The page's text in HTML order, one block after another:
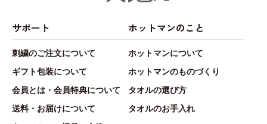
サポート
刺繍のご注文について
ギフト包装について
会員とは・会員特典について
送料・お届けについて
ホットマンのこと
ホットマンについて
ホットマンのものづくり
タオルの選び方
タオルのお手入れ